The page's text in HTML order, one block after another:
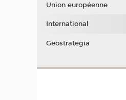
Union européenne
International
Geostrategia